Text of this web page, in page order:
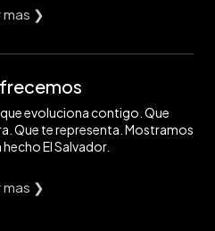
mas ❯
evoluciona contigo. Que
Que te representa. Mostramos
El Salvador.
mas ❯